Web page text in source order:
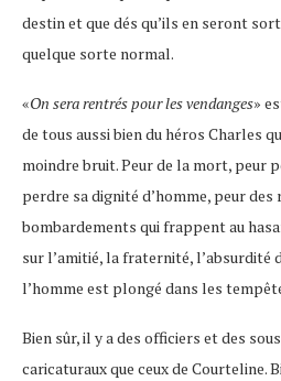
destin et que dés qu’ils en seront
quelque sorte normal.
«On sera rentrés pour les vendanges»
de tous aussi bien du héros Charles
moindre bruit. Peur de la mort, peur
perdre sa dignité d’homme, peur des
bombardements qui frappent au
sur l’amitié, la fraternité, l’absurdité
l’homme est plongé dans les
Bien sûr, il y a des officiers et des
caricaturaux que ceux de Courteline.